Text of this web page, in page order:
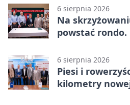
6 sierpnia 2026
Na
powstać rondo.
6 sierpnia 2026
Piesi i
kilometry